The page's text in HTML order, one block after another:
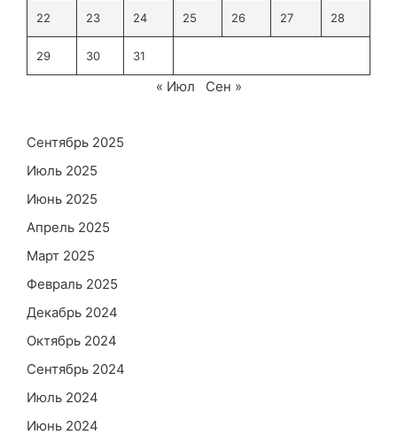
22 23 24 25 26 27 28
29 30 31
« Июл Сен »
Сентябрь 2025
Июль 2025
Июнь 2025
Апрель 2025
Март 2025
Февраль 2025
Декабрь 2024
Октябрь 2024
Сентябрь 2024
Июль 2024
Июнь 2024